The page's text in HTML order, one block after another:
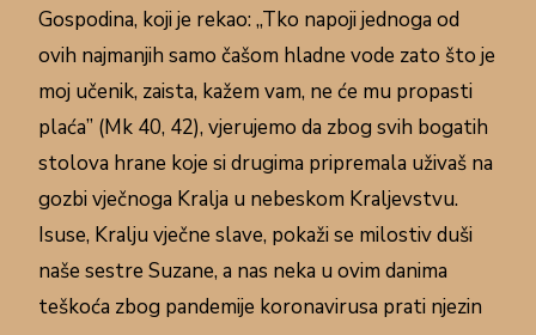
Gospodina, koji je rekao: „Tko napoji jednoga od
ovih najmanjih samo čašom hladne vode zato što je
moj učenik, zaista, kažem vam, ne će mu propasti
plaća” (Mk 40, 42), vjerujemo da zbog svih bogatih
stolova hrane koje si drugima pripremala uživaš na
gozbi vječnoga Kralja u nebeskom Kraljevstvu.
Isuse, Kralju vječne slave, pokaži se milostiv duši
naše sestre Suzane, a nas neka u ovim danima
teškoća zbog pandemije koronavirusa prati njezin